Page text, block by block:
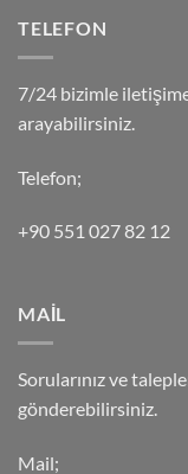
TELEFON
7/24 bizimle iletişime
arayabilirsiniz.
Telefon;
+90 551 027 82 12
MAİL
Sorularınız ve
gönderebilirsiniz.
Mail;